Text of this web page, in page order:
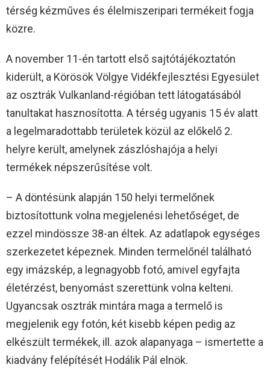
térség kézműves és élelmiszeripari termékeit fogja
közre.
A november 11-én tartott első sajtótájékoztatón
kiderült, a Körösök Völgye Vidékfejlesztési Egyesület
az osztrák Vulkanland-régióban tett látogatásából
tanultakat hasznosította. A térség ugyanis 15 év alatt
a legelmaradottabb területek közül az előkelő 2.
helyre került, amelynek zászlóshajója a helyi
termékek népszerűsítése volt.
– A döntésünk alapján 150 helyi termelőnek
biztosítottunk volna megjelenési lehetőséget, de
ezzel mindössze 38-an éltek. Az adatlapok egységes
szerkezetet képeznek. Minden termelőnél található
egy imázskép, a legnagyobb fotó, amivel egyfajta
életérzést, benyomást szerettünk volna kelteni.
Ugyancsak osztrák mintára maga a termelő is
megjelenik egy fotón, két kisebb képen pedig az
elkészült termékek, ill. azok alapanyaga – ismertette a
kiadvány felépítését Hodálik Pál elnök.